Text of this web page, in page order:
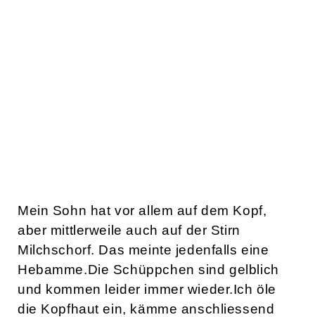
Mein Sohn hat vor allem auf dem Kopf,
aber mittlerweile auch auf der Stirn
Milchschorf. Das meinte jedenfalls eine
Hebamme.Die Schüppchen sind gelblich
und kommen leider immer wieder.Ich öle
die Kopfhaut ein, kämme anschliessend